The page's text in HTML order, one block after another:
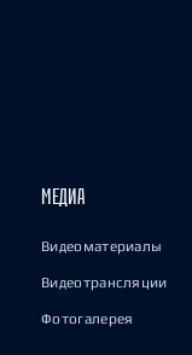
МЕДИА
Видеоматериалы
Видеотрансляции
Фотогалерея